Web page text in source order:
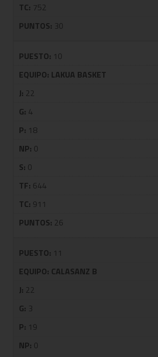
TC: 752
PUNTOS: 30
PUESTO: 10
EQUIPO: LAKUA BASKET
J: 22
G: 4
P: 18
NP: 0
S: 0
TF: 644
TC: 911
PUNTOS: 26
PUESTO: 11
EQUIPO: CALASANZ B
J: 22
G: 3
P: 19
NP: 0